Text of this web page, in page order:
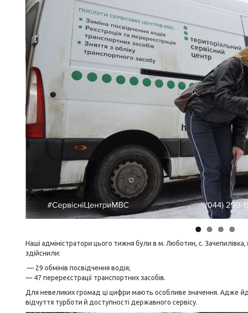
Наші адміністратори цього тижня були в м. Люботин, с.
здійснили:
— 29 обмінів посвідчення водія;
— 47 перереєстрації транспортних засобів.
Для невеликих громад ці цифри мають особливе значення. Адже
відчуття турботи й доступності державного сервісу.